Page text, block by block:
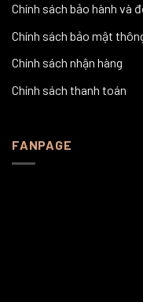
Chính sách bảo hành và
Chính sách bảo mật
Chính sách nhận hàng
Chính sách thanh toán
FANPAGE